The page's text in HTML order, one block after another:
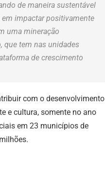
de maneira sustentável
impactar positivamente
uma mineração
que tem nas unidades
de crescimento
com o desenvolvimento
e cultura, somente no ano
em 23 municípios de